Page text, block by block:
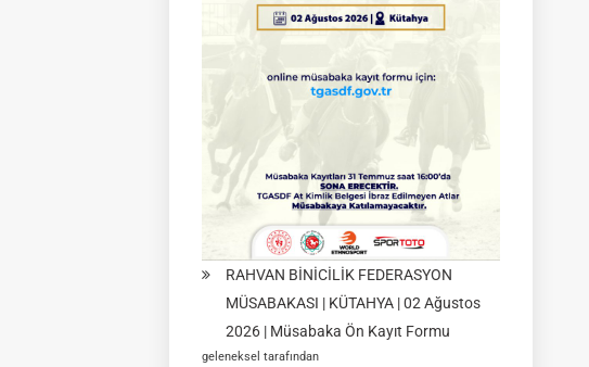
Final
|
Ağustos
2026
RAHVAN BİNİCİLİK FEDERASYON
MÜSABAKASI | KÜTAHYA | 02 Ağustos
2026 | Müsabaka Ön Kayıt Formu
geleneksel tarafından